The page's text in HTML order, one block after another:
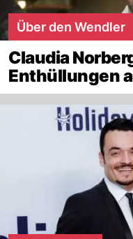
Über den Wendler
Claudia
Enthüllungen